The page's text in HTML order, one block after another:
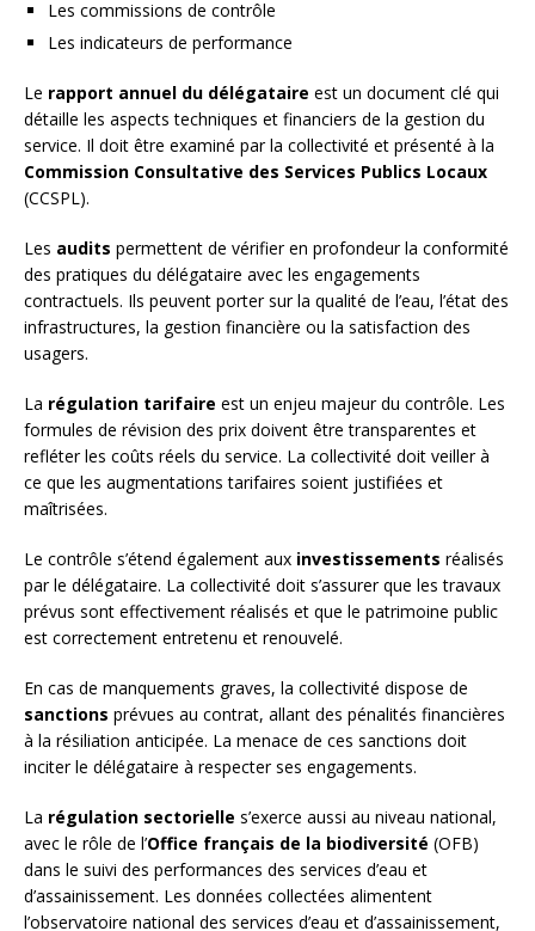
Les commissions de contrôle
Les indicateurs de performance
Le rapport annuel du délégataire est un document clé qui
détaille les aspects techniques et financiers de la gestion du
service. Il doit être examiné par la collectivité et présenté à la
Commission Consultative des Services Publics Locaux
(CCSPL).
Les audits permettent de vérifier en profondeur la conformité
des pratiques du délégataire avec les engagements
contractuels. Ils peuvent porter sur la qualité de l’eau, l’état des
infrastructures, la gestion financière ou la satisfaction des
usagers.
La régulation tarifaire est un enjeu majeur du contrôle. Les
formules de révision des prix doivent être transparentes et
refléter les coûts réels du service. La collectivité doit veiller à
ce que les augmentations tarifaires soient justifiées et
maîtrisées.
Le contrôle s’étend également aux investissements réalisés
par le délégataire. La collectivité doit s’assurer que les travaux
prévus sont effectivement réalisés et que le patrimoine public
est correctement entretenu et renouvelé.
En cas de manquements graves, la collectivité dispose de
sanctions prévues au contrat, allant des pénalités financières
à la résiliation anticipée. La menace de ces sanctions doit
inciter le délégataire à respecter ses engagements.
La régulation sectorielle s’exerce aussi au niveau national,
avec le rôle de l’Office français de la biodiversité (OFB)
dans le suivi des performances des services d’eau et
d’assainissement. Les données collectées alimentent
l’observatoire national des services d’eau et d’assainissement,